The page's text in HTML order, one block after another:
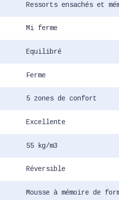
Ressorts ensachés et
Mi ferme
Equilibré
Ferme
5 zones de confort
Excellente
55 kg/m3
Réversible
Mousse à mémoire de